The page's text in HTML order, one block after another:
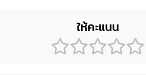
ให้คะแนน